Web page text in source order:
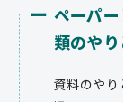
ー ペーパー
類のやり
資料のやり